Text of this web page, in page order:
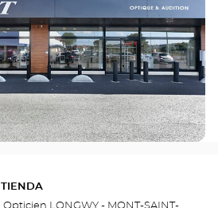
TIENDA